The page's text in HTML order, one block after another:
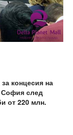
концесия на
след
от 220 млн.